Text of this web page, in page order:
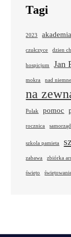
Tagi
2023 akademia
czułczyce dzien
hospicjum Jan
mokra nad
na
Polak pomoc
rocznica
szkola pamieta
zabawa zbiórka
święto